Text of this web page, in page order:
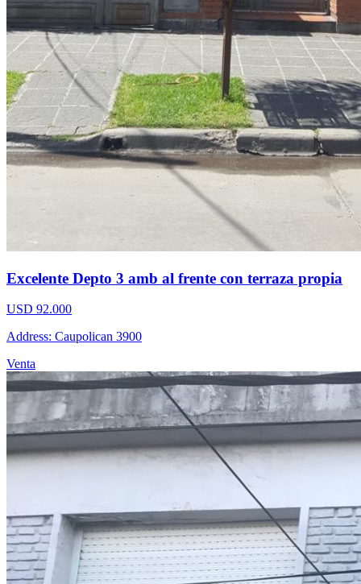
Excelente Depto 3 amb al frente con terraza propia
USD 92.000
Address: Caupolican 3900
Venta